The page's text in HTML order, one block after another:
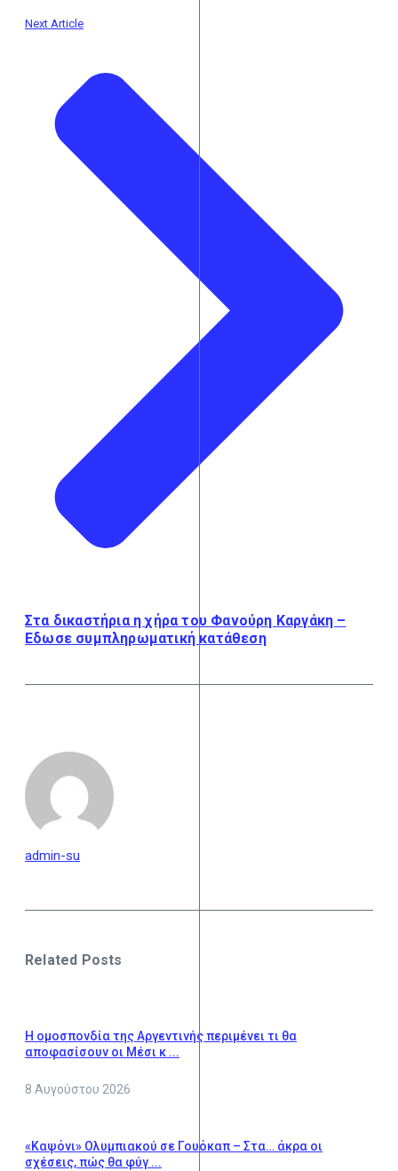
Next Article
Στα δικαστήρια η χήρα του Φανούρη Καργάκη –
Εδωσε συμπληρωματική κατάθεση
admin-su
Related Posts
Η ομοσπονδία της Αργεντινής περιμένει τι θα
αποφασίσουν οι Μέσι κ ...
8 Αυγούστου 2026
«Καψόνι» Ολυμπιακού σε Γουόκαπ – Στα… άκρα οι
σχέσεις, πώς θα φύγ ...